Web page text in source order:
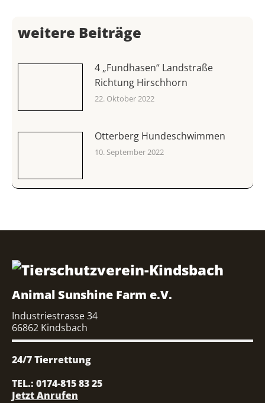
weitere Beiträge
4 „Fundhasen“ Landstraße
Richtung Hirschhorn
22. Oktober 2022
Otterberg Hundeschwimmen
10. September 2022
Animal Sunshine Farm e.V.
Industriestrasse 34
66862 Kindsbach
24/7 Tierrettung
TEL.: 0174-815 83 25
Jetzt Anrufen